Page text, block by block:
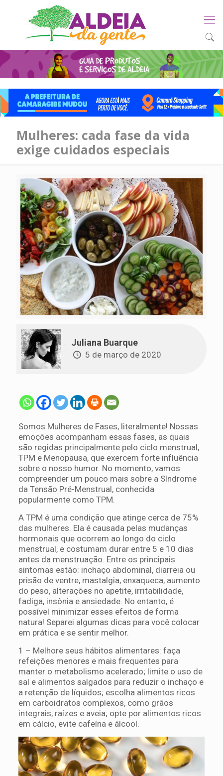
Mulheres: cada fase da vida
exige cuidados especiais
Juliana Buarque
5 de março de 2020
Somos Mulheres de Fases, literalmente! Nossas
emoções acompanham essas fases, as quais
são regidas principalmente pelo ciclo menstrual,
TPM e Menopausa, que exercem forte influência
sobre o nosso humor. No momento, vamos
compreender um pouco mais sobre a Síndrome
da Tensão Pré-Menstrual, conhecida
popularmente como TPM.
A TPM é uma condição que atinge cerca de 75%
das mulheres. Ela é causada pelas mudanças
hormonais que ocorrem ao longo do ciclo
menstrual, e costumam durar entre 5 e 10 dias
antes da menstruação. Entre os principais
sintomas estão: inchaço abdominal, diarreia ou
prisão de ventre, mastalgia, enxaqueca, aumento
do peso, alterações no apetite, irritabilidade,
fadiga, insônia e ansiedade. No entanto, é
possível minimizar esses efeitos de forma
natura! Separei algumas dicas para você colocar
em prática e se sentir melhor.
1 – Melhore seus hábitos alimentares: faça
refeições menores e mais frequentes para
manter o metabolismo acelerado; limite o uso de
sal e alimentos salgados para reduzir o inchaço e
a retenção de líquidos; escolha alimentos ricos
em carboidratos complexos, como grãos
integrais, raízes e aveia; opte por alimentos ricos
em cálcio, evite cafeína e álcool.